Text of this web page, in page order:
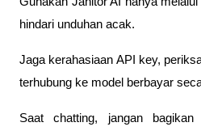
hindari unduhan acak.
Jaga kerahasiaan API key,
terhubung ke model berbayar
Saat chatting, jangan